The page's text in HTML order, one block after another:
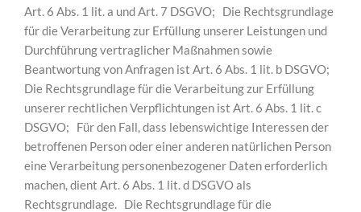
Art. 6 Abs. 1 lit. a und Art. 7 DSGVO; Die Rechtsgrundlage
für die Verarbeitung zur Erfüllung unserer Leistungen und
Durchführung vertraglicher Maßnahmen sowie
Beantwortung von Anfragen ist Art. 6 Abs. 1 lit. b DSGVO;
Die Rechtsgrundlage für die Verarbeitung zur Erfüllung
unserer rechtlichen Verpflichtungen ist Art. 6 Abs. 1 lit. c
DSGVO; Für den Fall, dass lebenswichtige Interessen der
betroffenen Person oder einer anderen natürlichen Person
eine Verarbeitung personenbezogener Daten erforderlich
machen, dient Art. 6 Abs. 1 lit. d DSGVO als
Rechtsgrundlage. Die Rechtsgrundlage für die